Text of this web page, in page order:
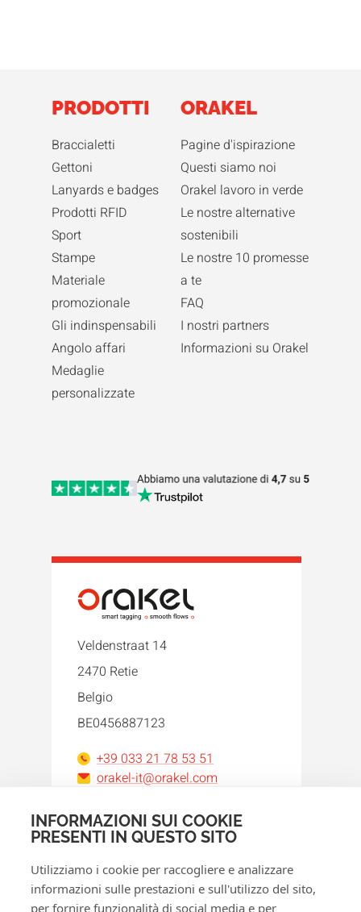
INFORMAZIONI SUI COOKIE
PRESENTI IN QUESTO SITO
Utilizziamo i cookie per raccogliere e analizzare
informazioni sulle prestazioni e sull'utilizzo del sito,
per fornire funzionalità di social media e per
PRODOTTI
Braccialetti
Gettoni
Lanyards e badges
Prodotti RFID
Sport
Stampe
Materiale
promozionale
Gli indinspensabili
Angolo affari
Medaglie
personalizzate
ORAKEL
Pagine d'ispirazione
Questi siamo noi
Orakel lavoro in verde
Le nostre alternative
sostenibili
Le nostre 10 promesse
a te
FAQ
I nostri partners
Informazioni su Orakel
Veldenstraat 14
2470 Retie
Belgio
BE0456887123
+39 033 21 78 53 51
orakel-it@orakel.com
Facebook
Instagram
LinkedInWhatsApp
YouTube